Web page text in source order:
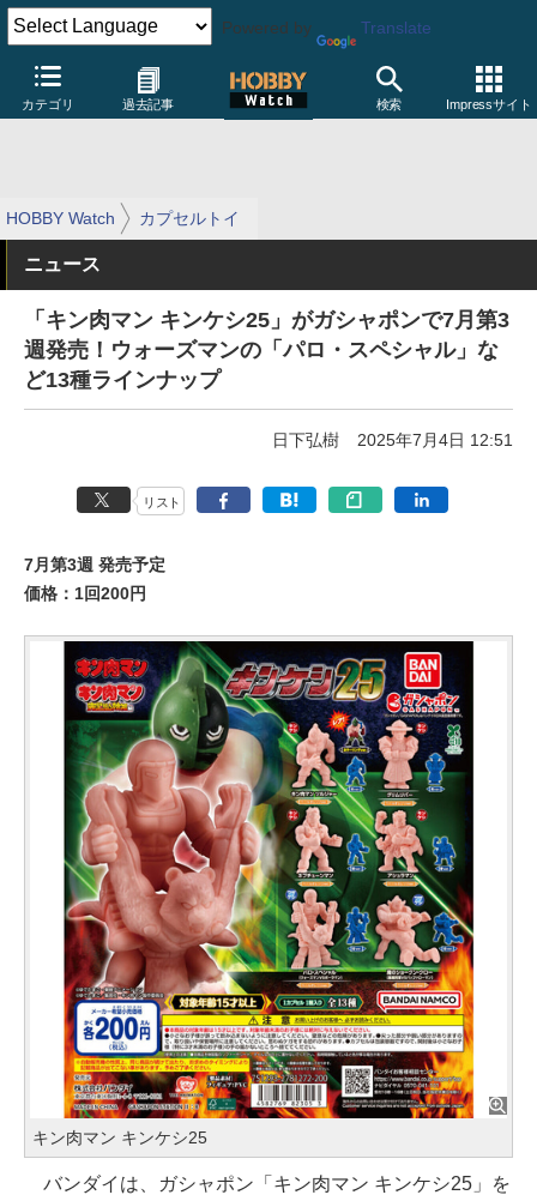
Powered by Translate
カテゴリ 過去記事 検索 Impressサイト
HOBBY Watch カプセルトイ
ニュース
「キン肉マン キンケシ25」がガシャポンで7月第3
週発売！ウォーズマンの「パロ・スペシャル」な
ど13種ラインナップ
日下弘樹 2025年7月4日 12:51
リスト
7月第3週 発売予定
価格：1回200円
キン肉マン キンケシ25
バンダイは、ガシャポン「キン肉マン キンケシ25」を